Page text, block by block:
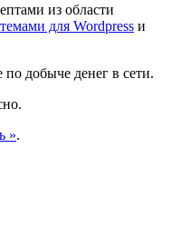
из области
для Wordpress и
добыче денег в сети.
».